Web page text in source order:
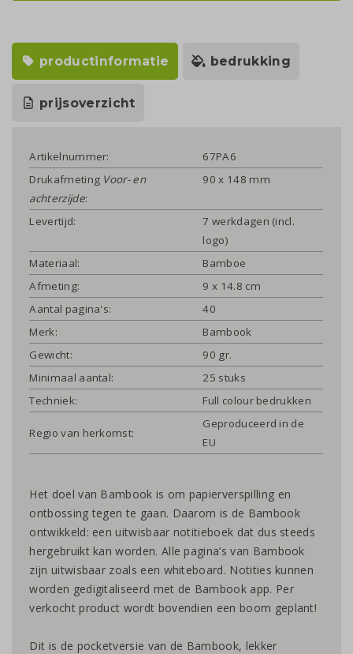
productinformatie bedrukking
prijsoverzicht
Artikelnummer:
67PA6
Drukafmeting Voor- en
achterzijde:
90 x 148 mm
Levertijd:
7 werkdagen (incl.
logo)
Materiaal:
Bamboe
Afmeting:
9 x 14.8 cm
Aantal pagina's:
40
Merk:
Bambook
Gewicht:
90 gr.
Minimaal aantal:
25 stuks
Techniek:
Full colour bedrukken
Regio van herkomst:
Geproduceerd in de
EU
Het doel van Bambook is om papierverspilling en
ontbossing tegen te gaan. Daarom is de Bambook
ontwikkeld: een uitwisbaar notitieboek dat dus steeds
hergebruikt kan worden. Alle pagina’s van Bambook
zijn uitwisbaar zoals een whiteboard. Notities kunnen
worden gedigitaliseerd met de Bambook app. Per
verkocht product wordt bovendien een boom geplant!
Dit is de pocketversie van de Bambook, lekker